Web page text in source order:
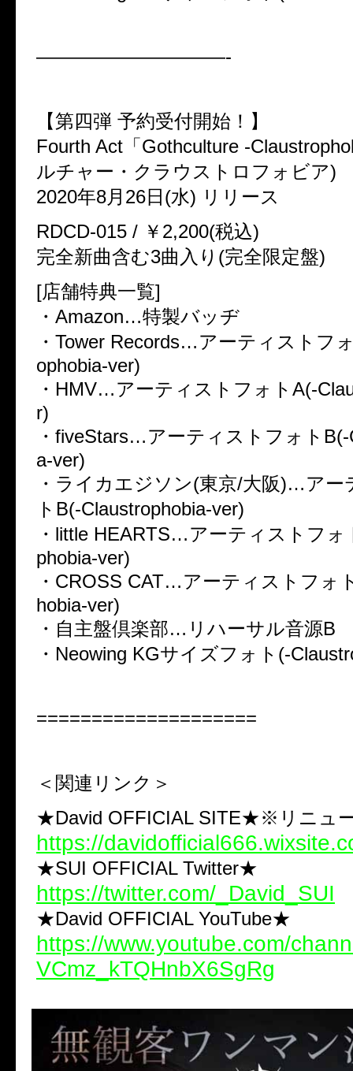
——————————-
【第四弾 予約受付開始！】
Fourth Act「Gothculture -
ルチャー・クラウストロフォビア)
2020年8月26日(水) リリース
RDCD-015 / ￥2,200(税込)
完全新曲含む3曲入り(完全限定盤)
[店舗特典一覧]
・Amazon…特製バッヂ
・Tower Records…アーティストフ
ophobia-ver)
・HMV…アーティストフォトA(-
r)
・fiveStars…アーティストフォトB(-
a-ver)
・ライカエジソン(東京/大阪)…アー
トB(-Claustrophobia-ver)
・little HEARTS…アーティストフォ
phobia-ver)
・CROSS CAT…アーティストフォ
hobia-ver)
・自主盤倶楽部…リハーサル音源B
・Neowing KGサイズフォト(-
====================
＜関連リンク＞
★David OFFICIAL SITE★※リニュ
https://
★SUI OFFICIAL Twitter★
https://twitter.com/_David_SUI
★David OFFICIAL YouTube★
https://www.youtube.com/
VCmz_kTQHnbX6SgRg